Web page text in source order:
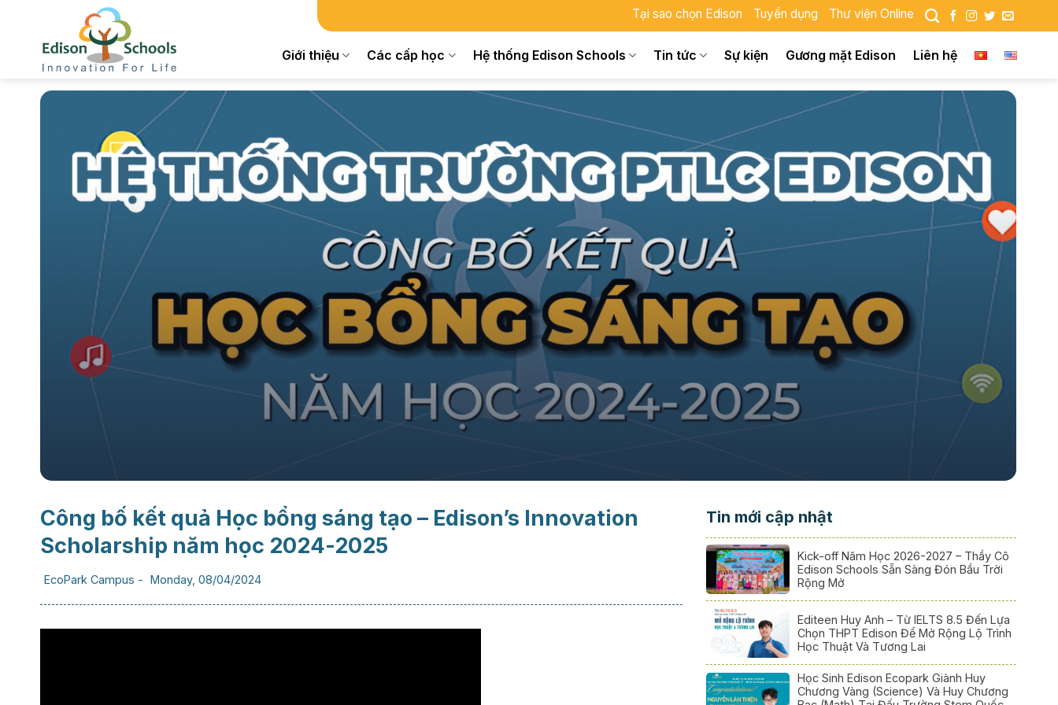
Tại sao chọn Edison Tuyển dụng Thư viện Online
Giới thiệu Các cấp học Hệ thống Edison Schools Tin tức Sự kiện Gương mặt Edison Liên hệ
Công bố kết quả Học bổng sáng tạo – Edison’s Innovation
Scholarship năm học 2024-2025
EcoPark Campus - Monday, 08/04/2024
Tin mới cập nhật
Kick-off Năm Học 2026-2027 – Thầy Cô
Edison Schools Sẵn Sàng Đón Bầu Trời
Rộng Mở
Editeen Huy Anh – Từ IELTS 8.5 Đến Lựa
Chọn THPT Edison Để Mở Rộng Lộ Trình
Học Thuật Và Tương Lai
Học Sinh Edison Ecopark Giành Huy
Chương Vàng (Science) Và Huy Chương